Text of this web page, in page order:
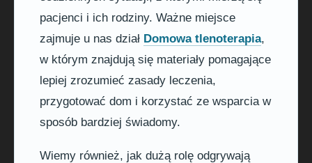
pacjenci i ich rodziny. Ważne miejsce
zajmuje u nas dział Domowa tlenoterapia,
w którym znajdują się materiały pomagające
lepiej zrozumieć zasady leczenia,
przygotować dom i korzystać ze wsparcia w
sposób bardziej świadomy.
Wiemy również, jak dużą rolę odgrywają